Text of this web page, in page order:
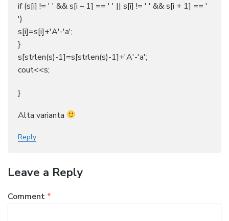
if (s[i] != ' ' && s[i – 1] == ' ' || s[i] != ' ' && s[i + 1] == '
')
s[i]=s[i]+'A'-'a';
}
s[strlen(s)-1]=s[strlen(s)-1]+'A'-'a';
cout<<s;
}
Alta varianta
Reply
Leave a Reply
Comment *